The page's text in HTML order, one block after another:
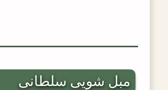
مبل شویی سلطانی